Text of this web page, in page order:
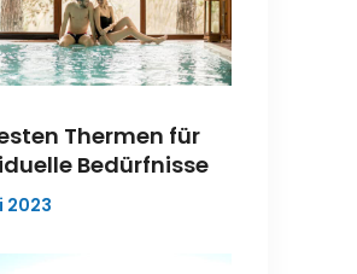
Thermen für
Bedürfnisse
2023